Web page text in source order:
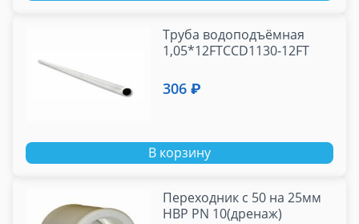
Труба водоподъёмная
1,05*12FTCCD1130-12FT
306 ₽
В корзину
Переходник с 50 на 25мм
НВР PN 10(дренаж)